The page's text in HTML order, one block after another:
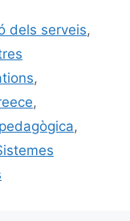
dels serveis,
,
,
,